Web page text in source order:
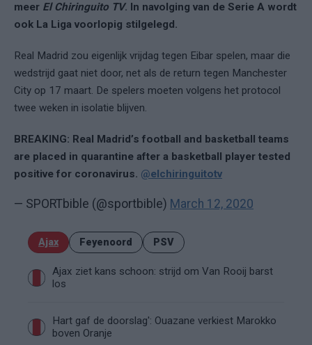
meer El Chiringuito TV. In navolging van de Serie A wordt
ook La Liga voorlopig stilgelegd.
Real Madrid zou eigenlijk vrijdag tegen Eibar spelen, maar die
wedstrijd gaat niet door, net als de return tegen Manchester
City op 17 maart. De spelers moeten volgens het protocol
twee weken in isolatie blijven.
BREAKING: Real Madrid’s football and basketball teams
are placed in quarantine after a basketball player tested
positive for coronavirus. @elchiringuitotv
— SPORTbible (@sportbible) March 12, 2020
Ajax Feyenoord PSV
Ajax ziet kans schoon: strijd om Van Rooij barst
los
Hart gaf de doorslag': Ouazane verkiest Marokko
boven Oranje